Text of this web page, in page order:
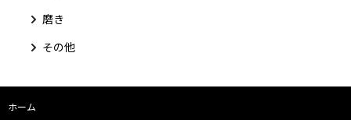
磨き
その他
ホーム